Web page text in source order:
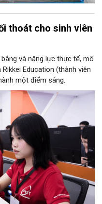
thoát cho sinh viên
và năng lực thực tế, mô
Education (thành viên
một điểm sáng.